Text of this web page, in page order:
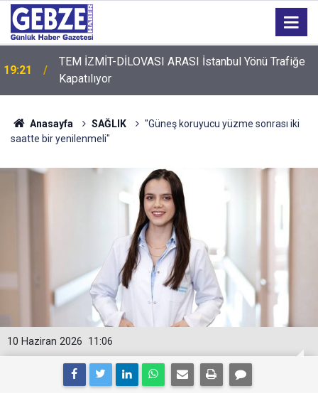
19:21
TEM İZMİT-DİLOVASI ARASI İstanbul Yönü Trafiğe
Kapatılıyor
19:20 GTO'dan Üyelerine Ticari Fırsat
Anasayfa SAĞLIK
"Güneş koruyucu yüzme sonrası iki
saatte bir yenilenmeli"
11:06
10 Haziran 2026